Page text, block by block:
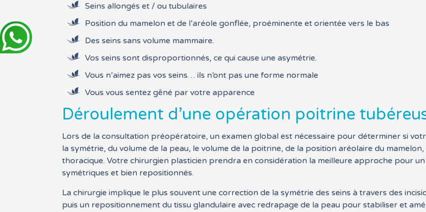
Seins allongés et / ou tubulaires
Position du mamelon et de l’aréole gonflée, proéminente et orientée vers le bas
Des seins sans volume mammaire.
Vos seins sont disproportionnés, ce qui cause une asymétrie.
Vous n’aimez pas vos seins… ils n’ont pas une forme normale
Vous vous sentez gêné par votre apparence
Déroulement d’une opération poitrine
Lors de la consultation préopératoire, un examen global est nécessaire pour déterminer si
la symétrie, du volume de la peau, le volume de la poitrine, de la position aréolaire du
thoracique. Votre chirurgien plasticien prendra en considération la meilleure approche pour
symétriques et bien repositionnés.
La chirurgie implique le plus souvent une correction de la symétrie des seins à travers des
puis un repositionnement du tissu glandulaire avec redrapage de la peau pour stabiliser et